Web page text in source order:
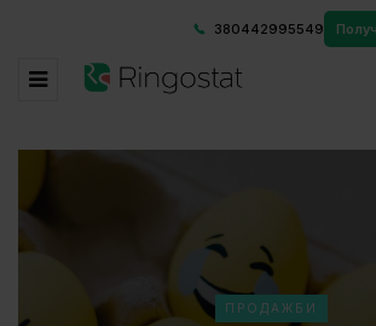
380442995549
ПРОДАЖБИ